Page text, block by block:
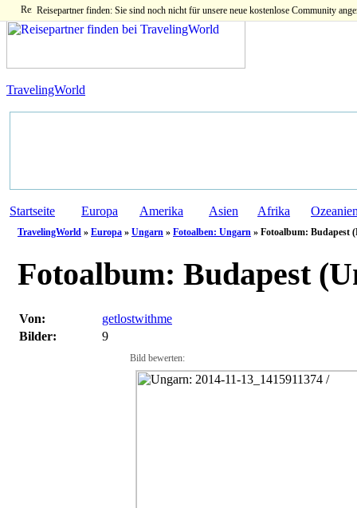
Reisepartner finden: Sie sind noch nicht für unsere neue kostenlose Community
TravelingWorld
Startseite Europa Amerika Asien Afrika
TravelingWorld » Europa » Ungarn » Fotoalben: Ungarn » Fotoalbum: Budapest
Fotoalbum: Budapest
Von:
getlostwithme
Bilder:
9
Bild bewerten: